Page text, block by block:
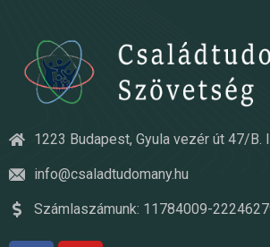
1223 Budapest, Gyula vezér út 47/B.
info@csaladtudomany.hu
Számlaszámunk: 11784009-